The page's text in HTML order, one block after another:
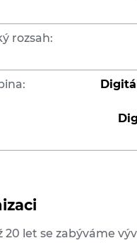
rozsah:
20 let se zabýváme